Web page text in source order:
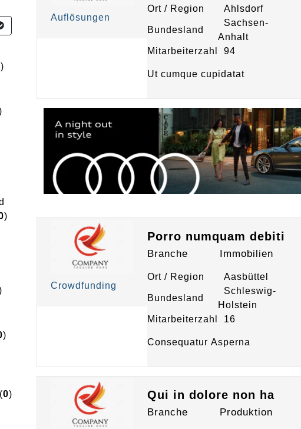
)
)
)
0)
Auflösungen
Ort / Region Ahlsdorf
Bundesland
Sachsen-
Anhalt
Mitarbeiterzahl
94
Ut cumque cupidatat
Crowdfunding
Porro numquam debiti
Branche Immobilien
Ort / Region Aasbüttel
Bundesland
Schleswig-
Holstein
Mitarbeiterzahl
16
Consequatur Asperna
Qui in dolore non ha
Branche Produktion